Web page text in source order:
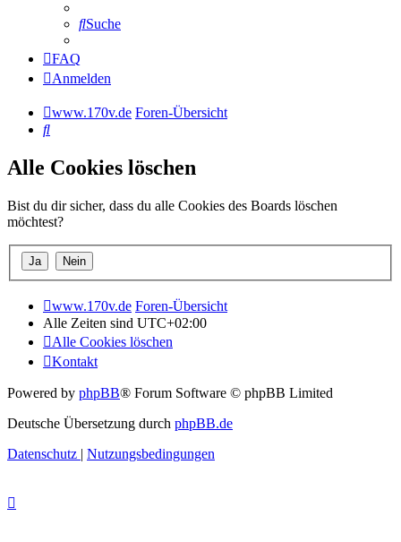
Suche
FAQ
Anmelden
www.170v.de Foren-Übersicht
Suche
Alle Cookies löschen
Bist du dir sicher, dass du alle Cookies des Boards löschen
möchtest?
www.170v.de Foren-Übersicht
Alle Zeiten sind UTC+02:00
Alle Cookies löschen
Kontakt
Powered by phpBB® Forum Software © phpBB Limited
Deutsche Übersetzung durch phpBB.de
Datenschutz | Nutzungsbedingungen